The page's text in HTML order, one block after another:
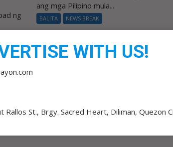
ng
ang mga Pilipino mula...
BALITA NEWS BREAK
WITH US!
Rallos St., Brgy. Sacred Heart, Diliman, Quezon